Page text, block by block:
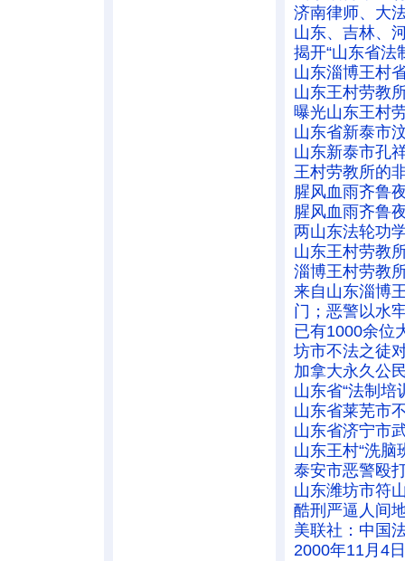
济南律师、大
山东、吉林、
揭开“山东省法
山东淄博王村
山东王村劳教
曝光山东王村
山东省新泰市
山东新泰市孔
王村劳教所的
腥风血雨齐鲁
腥风血雨齐鲁
两山东法轮功
山东王村劳教
淄博王村劳教
来自山东淄博
门；恶警以水
已有1000余位
坊市不法之徒
加拿大永久公
山东省“法制培
山东省莱芜市
山东省济宁市
山东王村“洗脑
泰安市恶警殴
山东潍坊市符
酷刑严逼人间
美联社：中国
2000年11月4